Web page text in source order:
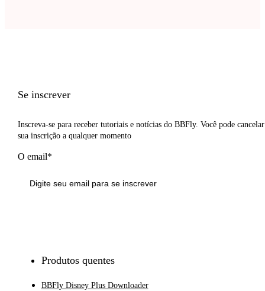
Se inscrever
Inscreva-se para receber tutoriais e notícias do BBFly. Você pode cancelar
sua inscrição a qualquer momento
O email*
Produtos quentes
BBFly Disney Plus Downloader